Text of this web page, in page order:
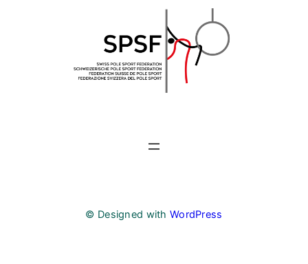
© Designed withWordPress